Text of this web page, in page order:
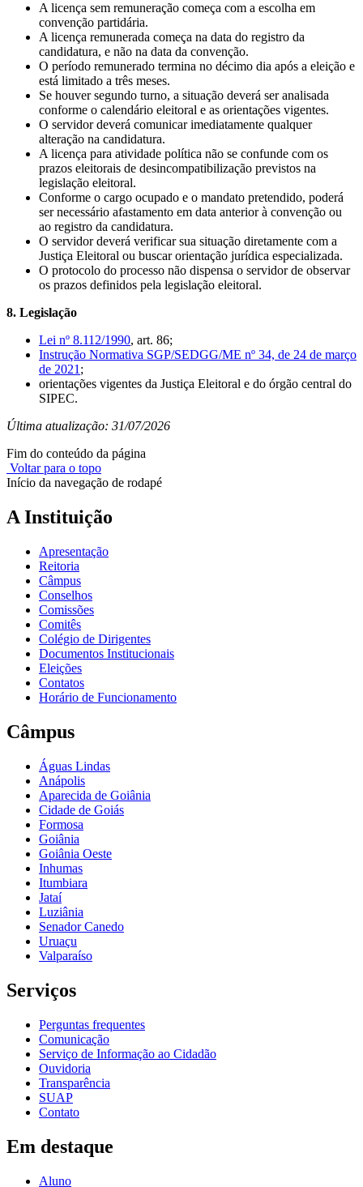
A licença sem remuneração começa com a escolha em
convenção partidária.
A licença remunerada começa na data do registro da
candidatura, e não na data da convenção.
O período remunerado termina no décimo dia após a eleição e
está limitado a três meses.
Se houver segundo turno, a situação deverá ser analisada
conforme o calendário eleitoral e as orientações vigentes.
O servidor deverá comunicar imediatamente qualquer
alteração na candidatura.
A licença para atividade política não se confunde com os
prazos eleitorais de desincompatibilização previstos na
legislação eleitoral.
Conforme o cargo ocupado e o mandato pretendido, poderá
ser necessário afastamento em data anterior à convenção ou
ao registro da candidatura.
O servidor deverá verificar sua situação diretamente com a
Justiça Eleitoral ou buscar orientação jurídica especializada.
O protocolo do processo não dispensa o servidor de observar
os prazos definidos pela legislação eleitoral.
8. Legislação
Lei nº 8.112/1990, art. 86;
Instrução Normativa SGP/SEDGG/ME nº 34, de 24 de março
de 2021;
orientações vigentes da Justiça Eleitoral e do órgão central do
SIPEC.
Última atualização: 31/07/2026
Fim do conteúdo da página
Voltar para o topo
Início da navegação de rodapé
A Instituição
Apresentação
Reitoria
Câmpus
Conselhos
Comissões
Comitês
Colégio de Dirigentes
Documentos Institucionais
Eleições
Contatos
Horário de Funcionamento
Câmpus
Águas Lindas
Anápolis
Aparecida de Goiânia
Cidade de Goiás
Formosa
Goiânia
Goiânia Oeste
Inhumas
Itumbiara
Jataí
Luziânia
Senador Canedo
Uruaçu
Valparaíso
Serviços
Perguntas frequentes
Comunicação
Serviço de Informação ao Cidadão
Ouvidoria
Transparência
SUAP
Contato
Em destaque
Aluno